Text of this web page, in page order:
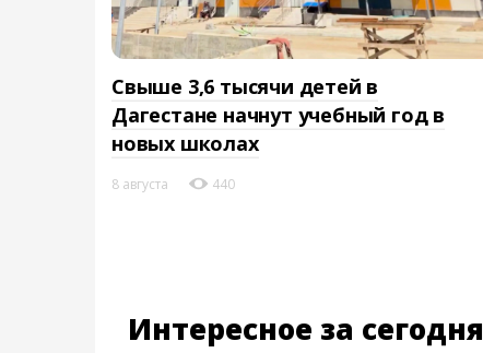
Свыше 3,6 тысячи детей в
Дагестане начнут учебный год в
новых школах
8 августа 440
Интересное за сегодня